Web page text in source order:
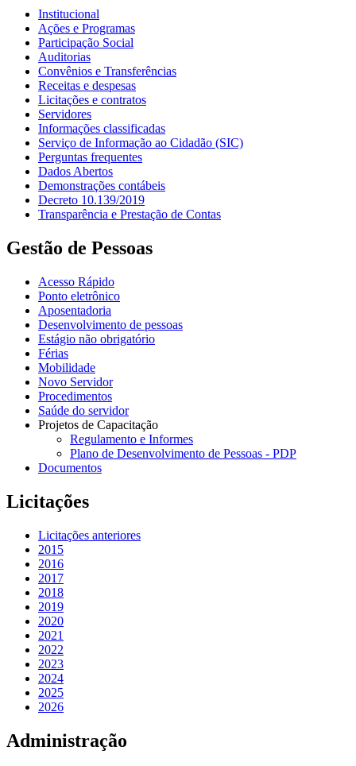
Institucional
Ações e Programas
Participação Social
Auditorias
Convênios e Transferências
Receitas e despesas
Licitações e contratos
Servidores
Informações classificadas
Serviço de Informação ao Cidadão (SIC)
Perguntas frequentes
Dados Abertos
Demonstrações contábeis
Decreto 10.139/2019
Transparência e Prestação de Contas
Gestão de Pessoas
Acesso Rápido
Ponto eletrônico
Aposentadoria
Desenvolvimento de pessoas
Estágio não obrigatório
Férias
Mobilidade
Novo Servidor
Procedimentos
Saúde do servidor
Projetos de Capacitação
Regulamento e Informes
Plano de Desenvolvimento de Pessoas - PDP
Documentos
Licitações
Licitações anteriores
2015
2016
2017
2018
2019
2020
2021
2022
2023
2024
2025
2026
Administração